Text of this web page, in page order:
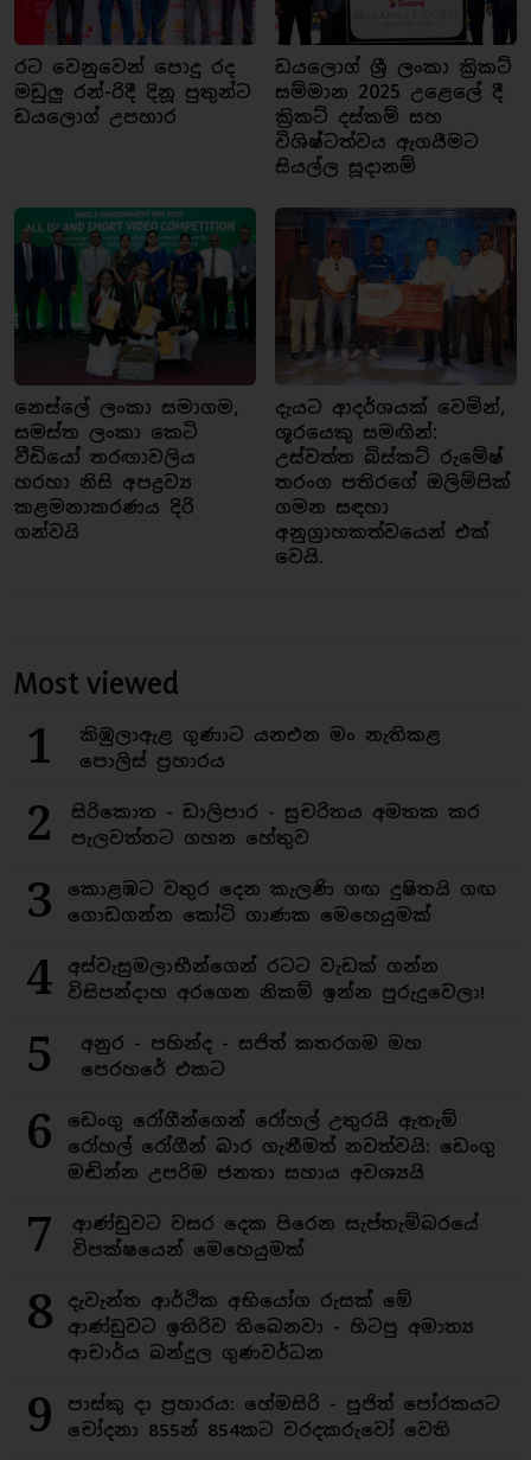
රට වෙනුවෙන් පොදු රද
මඩුලු රන්-රිදී දිනූ පුතුන්ට
ඩයලොග් උපහාර
ඩයලොග් ශ්‍රී ලංකා ක්‍රිකට්
සම්මාන 2025 උළෙලේ දී
ක්‍රිකට් දස්කම් සහ
විශිෂ්ටත්වය ඇගයීමට
සියල්ල සූදානම්
නෙස්ලේ ලංකා සමාගම,
සමස්ත ලංකා කෙටි
වීඩියෝ තරඟාවලිය
හරහා නිසි අපද්‍රව්‍ය
කළමනාකරණය දිරි
ගන්වයි
දැයට ආදර්ශයක් වෙමින්,
ශූරයෙකු සමඟින්:
උස්වත්ත බිස්කට් රුමේෂ්
තරංග පතිරගේ ඔලිම්පික්
ගමන සඳහා
අනුග්‍රාහකත්වයෙන් එක්
වෙයි.
Most viewed
1
කිඹුලාඇළ ගුණාට යනඑන මං නැතිකළ
පොලිස් ප්‍රහාරය
2
සිරිකොත - ඩාලිපාර - සුචරිතය අමතක කර
පැලවත්තට ගහන හේතුව
3
කොළඹට වතුර දෙන කැලණි ගඟ දුෂිතයි ගඟ
ගොඩගන්න කෝටි ගාණක මෙහෙයුමක්
4
අස්වැසුමලාභීන්ගෙන් රටට වැඩක් ගන්න
විසිපන්දාහ අරගෙන නිකම් ඉන්න පුරුදුවෙලා!
5
අනුර - පහින්ද - සජිත් කතරගම මහ
පෙරහරේ එකට
6
ඩෙංගු රෝගීන්ගෙන් රෝහල් උතුරයි ඇතැම්
රෝහල් රෝගීන් බාර ගැනීමත් නවත්වයි: ඩෙංගු
මඬින්න උපරිම ජනතා සහාය අවශ්‍යයි
7
ආණ්ඩුවට වසර දෙක පිරෙන සැප්තැම්බරයේ
විපක්ෂයෙන් මෙහෙයුමක්
8
දැවැන්ත ආර්ථික අභියෝග රුසක් මේ
ආණ්ඩුවට ඉතිරිව තිබෙනවා - හිටපු අමාත්‍ය
ආචාර්ය බන්දුල ගුණවර්ධන
9
පාස්කු දා ප්‍රහාරය: හේමසිරි - පූජිත් පෝරකයට
චෝදනා 855න් 854කට වරදකරුවෝ වෙති